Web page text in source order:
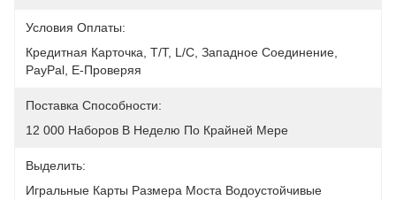
Условия Оплаты:
Кредитная Карточка, T/T, L/C, Западное Соединение,
PayPal, E-Проверяя
Поставка Способности:
12 000 Наборов В Неделю По Крайней Мере
Выделить:
Игральные Карты Размера Моста Водоустойчивые